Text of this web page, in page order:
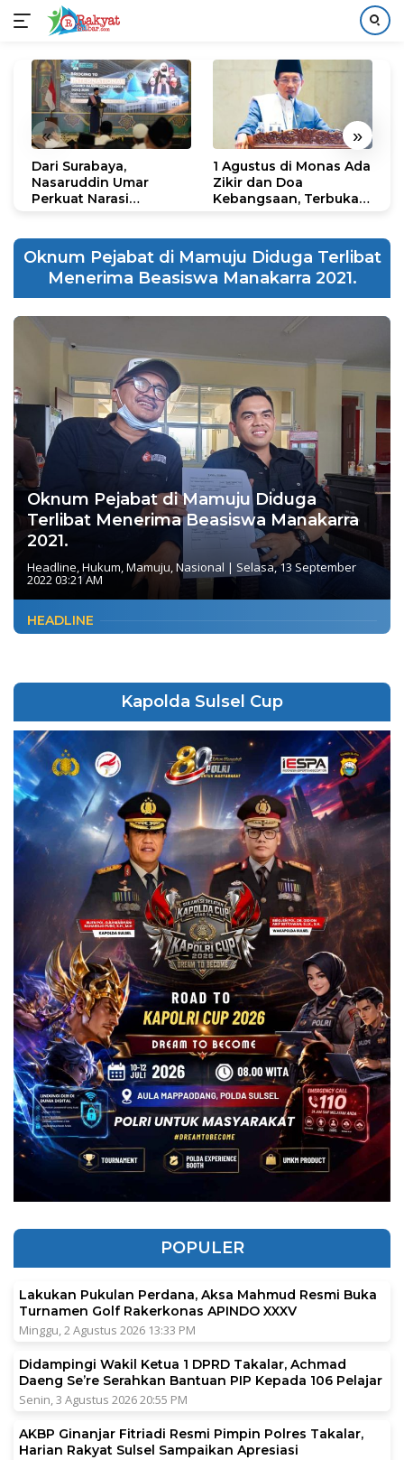
konten
« »
Dari Surabaya,
Nasaruddin Umar
Perkuat Narasi
1 Agustus di Monas Ada
Zikir dan Doa
Kebangsaan, Terbuka
Oknum Pejabat di Mamuju Diduga Terlibat
Menerima Beasiswa Manakarra 2021.
Oknum Pejabat di Mamuju Diduga
Terlibat Menerima Beasiswa Manakarra
2021.
Headline,Hukum,Mamuju,Nasional | Selasa, 13 September
2022 03:21 AM
HEADLINE
Kapolda Sulsel Cup
POPULER
Lakukan Pukulan Perdana, Aksa Mahmud Resmi Buka
Turnamen Golf Rakerkonas APINDO XXXV
Minggu, 2 Agustus 2026 13:33 PM
Didampingi Wakil Ketua 1 DPRD Takalar, Achmad
Daeng Se’re Serahkan Bantuan PIP Kepada 106 Pelajar
Senin, 3 Agustus 2026 20:55 PM
AKBP Ginanjar Fitriadi Resmi Pimpin Polres Takalar,
Harian Rakyat Sulsel Sampaikan Apresiasi